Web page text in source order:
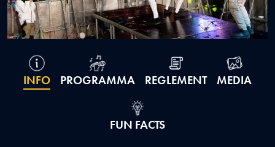
INFO PROGRAMMA REGLEMENT MEDIA
FUN FACTS